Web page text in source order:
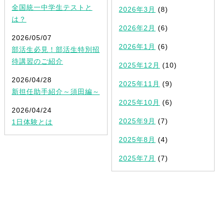
全国統一中学生テストと
は？
2026/05/07
部活生必見！部活生特別招
待講習のご紹介
2026/04/28
新担任助手紹介～須田編～
2026/04/24
1日体験とは
2026年3月 (8)
2026年2月 (6)
2026年1月 (6)
2025年12月 (10)
2025年11月 (9)
2025年10月 (6)
2025年9月 (7)
2025年8月 (4)
2025年7月 (7)